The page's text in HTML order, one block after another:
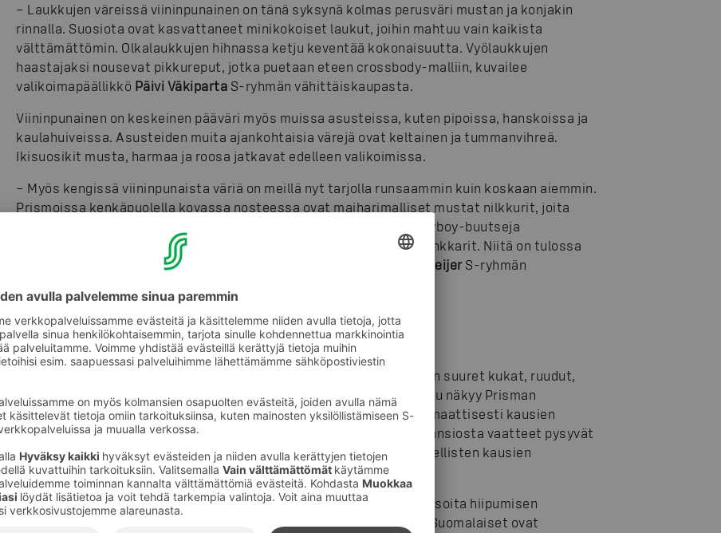
– Laukkujen väreissä viininpunainen on tänä syksynä kolmas perusväri mustan ja konjakin
rinnalla. Suosiota ovat kasvattaneet minikokoiset laukut, joihin mahtuu vain kaikista
välttämättömin. Olkalaukkujen hihnassa ketju keventää kokonaisuutta. Vyölaukkujen
haastajaksi nousevat pikkureput, jotka puetaan eteen crossbody-malliin, kuvailee
valikoimapäällikkö Päivi Väkiparta S-ryhmän vähittäiskaupasta.
Viininpunainen on keskeinen pääväri myös muissa asusteissa, kuten pipoissa, hanskoissa ja
kaulahuiveissa. Asusteiden muita ajankohtaisia värejä ovat keltainen ja tummanvihreä.
Ikisuosikit musta, harmaa ja roosa jatkavat edelleen valikoimissa.
– Myös kengissä viininpunaista väriä on meillä nyt tarjolla runsaammin kuin koskaan aiemmin.
Prismoissa kenkäpuolella kovassa nosteessa ovat maiharimalliset mustat nilkkurit, joita
monet yhdistävät mekkoihin ja tunikoihin. Nousussa ovat myös cowboy-buutseja
muistuttavat nilkkurit ja vaelluskengistä inspiraationsa saaneet lenkkarit. Niitä on tulossa
valikoimiin lisää syksymmällä, kertoo valikoimapäällikkö
Susanna GeijerS-ryhmän
Keltaisen suosio ei osoita hiipumisen merkkejä
Naisten pukeutumisessa pinnalla jatkavat voimakkaat kuosit, kuten suuret kukat, ruudut,
raidat ja itämainen pisaranmuotoinen paisley. Slow Fashion -ajattelu näkyy Prisman
vaatevalikoimissa muun muassa siinä, että kuosit eivät vaihdu dramaattisesti kausien
vaihtuessa. Rotaatio hidastuu. Samanhenkisinä jatkuvien kuosien ansiosta vaatteet pysyvät
pidempään ajankohtaisina, ja niitä on helppo yhdistää tulevien ja edellisten kausien
vaatteisiin.
– Yllättävää on ollut keltaisen värin pitkäkestoinen suosio, joka ei osoita hiipumisen
merkkejä. Vaikuttaa siltä, että keltainen väri on tullut jäädäkseen. Suomalaiset ovat